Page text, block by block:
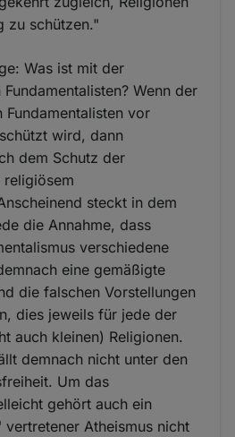
zu schützen."
Was ist mit der
Wenn der
vor
wird, dann
dem Schutz der
religiösem
steckt in dem
die Annahme, dass
verschiedene
eine gemäßigte
die falschen Vorstellungen
dies jeweils für jede der
auch kleinen) Religionen.
demnach nicht unter den
Um das
gehört auch ein
Atheismus nicht